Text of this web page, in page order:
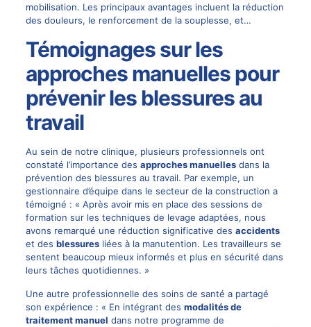
mobilisation. Les principaux avantages incluent la réduction
des douleurs, le renforcement de la souplesse, et…
Témoignages sur les
approches manuelles pour
prévenir les blessures au
travail
Au sein de notre clinique, plusieurs professionnels ont
constaté l’importance des approches manuellesdans la
prévention des blessures au travail. Par exemple, un
gestionnaire d’équipe dans le secteur de la construction a
témoigné : « Après avoir mis en place des sessions de
formation sur les techniques de levage adaptées, nous
avons remarqué une réduction significative des accidents
et des blessuresliées à la manutention. Les travailleurs se
sentent beaucoup mieux informés et plus en sécurité dans
leurs tâches quotidiennes. »
Une autre professionnelle des soins de santé a partagé
son expérience : « En intégrant des modalités de
traitement manuel dans notre programme de